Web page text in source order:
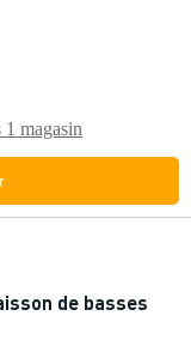
1 magasin
de basses